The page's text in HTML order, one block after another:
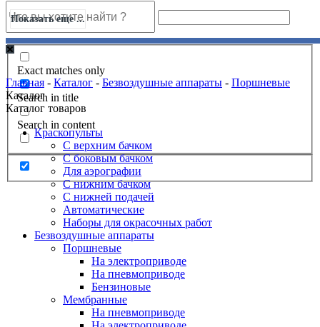
Показать еще ...
Exact matches only
Search in title
Search in content
Главная - Каталог - Безвоздушные аппараты - Поршневые
Каталог
Каталог товаров
Краскопульты
С верхним бачком
С боковым бачком
Для аэрографии
С нижним бачком
С нижней подачей
Автоматические
Наборы для окрасочных работ
Безвоздушные аппараты
Поршневые
На электроприводе
На пневмоприводе
Бензиновые
Мембранные
На пневмоприводе